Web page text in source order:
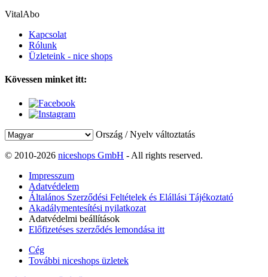
VitalAbo
Kapcsolat
Rólunk
Üzleteink - nice shops
Kövessen minket itt:
Ország / Nyelv változtatás
© 2010-2026 niceshops GmbH - All rights reserved.
Impresszum
Adatvédelem
Általános Szerződési Feltételek és Elállási Tájékoztató
Akadálymentesítési nyilatkozat
Adatvédelmi beállítások
Előfizetéses szerződés lemondása itt
Cég
További niceshops üzletek